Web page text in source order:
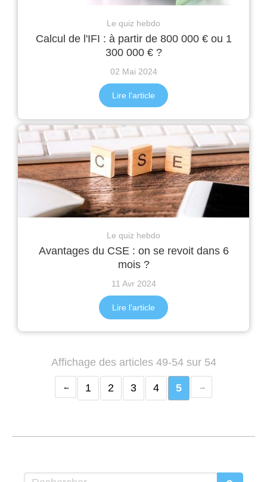
Le quiz hebdo
Calcul de l'IFI : à partir de 800 000 € ou 1
300 000 € ?
02 Mai 2024
Lire l'article
Le quiz hebdo
Avantages du CSE : on se revoit dans 6
mois ?
11 Avr 2024
Lire l'article
Affichage des articles 49-54 sur 54
1 2 3 4 5
Rechercher